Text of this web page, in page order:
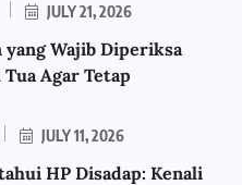
JULY 21, 2026
yang Wajib Diperiksa
Agar Tetap
JULY 11, 2026
HP Disadap: Kenali